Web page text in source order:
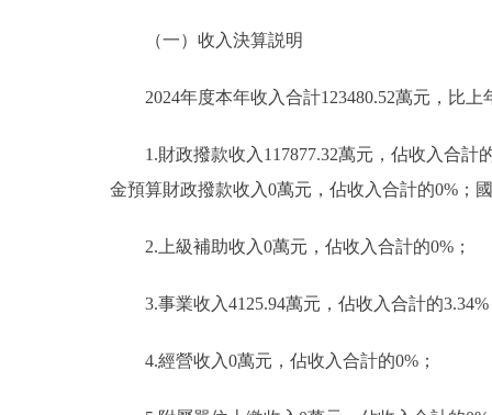
（一）收入決算説明
2024年度本年收入合計123480.52萬元，比上
1.財政撥款收入117877.32萬元，佔收入合計
金預算財政撥款收入0萬元，佔收入合計的0%；
2.上級補助收入0萬元，佔收入合計的0%；
3.事業收入4125.94萬元，佔收入合計的
4.經營收入0萬元，佔收入合計的0%；